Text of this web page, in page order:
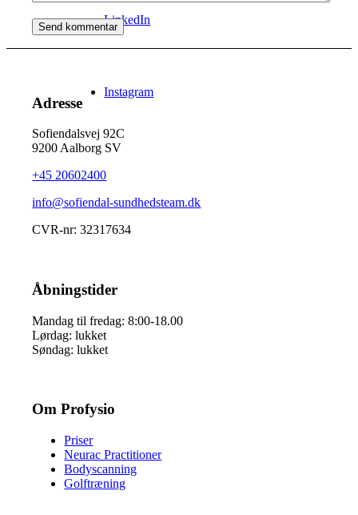
LinkedIn
Instagram
Adresse
Sofiendalsvej 92C
9200 Aalborg SV
+45 20602400
info@sofiendal-sundhedsteam.dk
CVR-nr: 32317634
Åbningstider
Mandag til fredag: 8:00-18.00
Lørdag: lukket
Søndag: lukket
Om Profysio
Priser
Neurac Practitioner
Bodyscanning
Golftræning